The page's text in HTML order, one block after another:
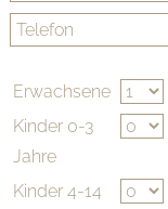
Erwachsene
Kinder 0-3
Jahre
Kinder 4-14